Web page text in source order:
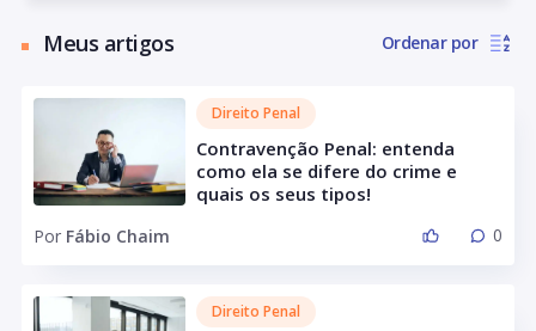
Meus artigos Ordenar por
Direito Penal
Contravenção Penal: entenda
como ela se difere do crime e
quais os seus tipos!
Por Fábio Chaim 0
Direito Penal